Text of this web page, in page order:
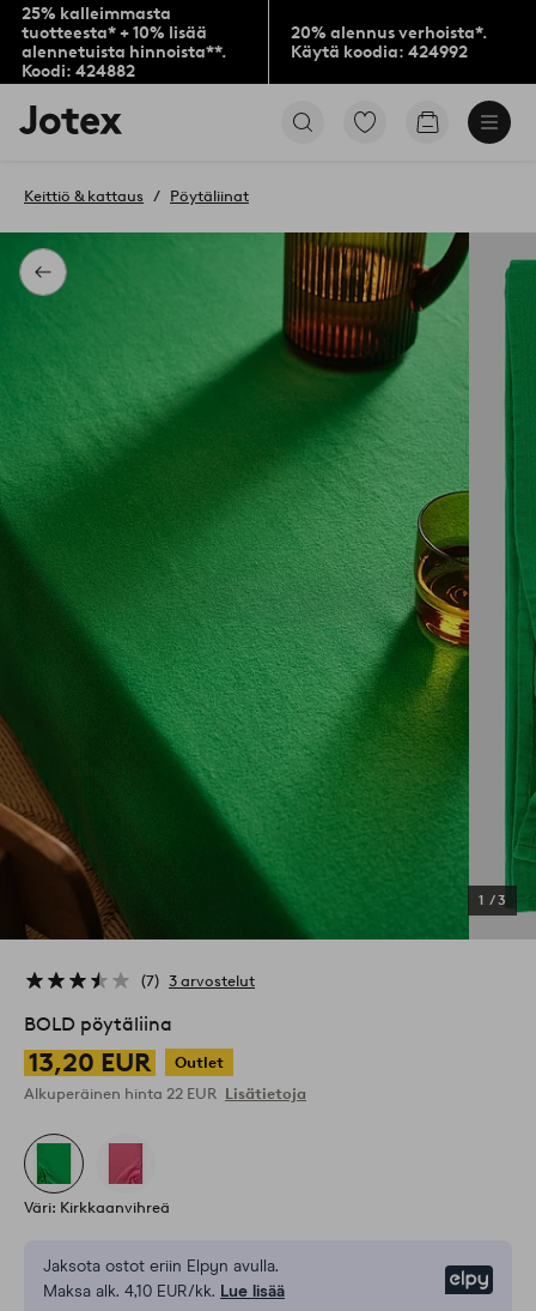
25% kalleimmasta
tuotteesta* + 10% lisää
alennetuista hinnoista**.
Koodi: 424882
20% alennus verhoista*.
Käytä koodia: 424992
Jotex-
logo
aloitussivulle
Siirry
Siirry
Takaisin
Keittiö & kattaus Pöytäliinat
1 /3
7 3 arvostelut
BOLD pöytäliina
13,20 EUR
Outlet
Alkuperäinen hinta 22 EUR Lisätietoja
Väri: Kirkkaanvihreä
Jaksota ostot eriin Elpyn avulla.
Maksa alk. 4,10 EUR/kk. Lue lisää